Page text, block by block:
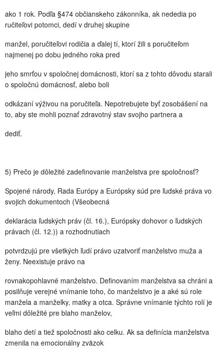
ako 1 rok. Podľa §474 občianskeho zákonníka, ak nededia po
ručiteľovi potomci, dedí v druhej skupine
manžel, poručiteľovi rodičia a ďalej tí, ktorí žili s poručiteľom
najmenej po dobu jedného roka pred
jeho smrťou v spoločnej domácnosti, ktorí sa z tohto dôvodu starali
o spoločnú domácnosť, alebo boli
odkázaní výživou na poručiteľa. Nepotrebujete byť zosobášení na
to, aby ste mohli poznať zdravotný stav svojho partnera a
dediť.
5) Prečo je dôležité zadefinovanie manželstva pre spoločnosť?
Spojené národy, Rada Európy a Európsky súd pre ľudské práva vo
svojich dokumentoch (Všeobecná
deklarácia ľudských práv (čl. 16.), Európsky dohovor o ľudských
právach (čl. 12.)) a rozhodnutiach
potvrdzujú pre všetkých ľudí právo uzatvoriť manželstvo muža a
ženy. Neexistuje právo na
rovnakopohlavné manželstvo. Definovaním manželstva sa chráni a
posilňuje verejné vnímanie toho, čo manželstvo je a aké sú role
manžela a manželky, matky a otca. Správne vnímanie týchto rolí je
veľmi dôležité pre blaho manželov,
blaho detí a tiež spoločnosti ako celku. Ak sa definícia manželstva
zmenila na emocionálny zväzok